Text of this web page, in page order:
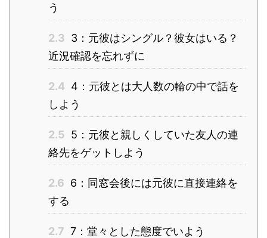
う
2.3 3：元彼はシングル？彼女はいる？
近況確認を忘れずに
2.4 4：元彼とは大人数の輪の中で話を
しよう
2.5 5：元彼と親しくしていた友人の連
絡先をゲットしよう
2.6 6：同窓会後には元彼に直接連絡を
する
2.7 7：堂々とした態度でいよう